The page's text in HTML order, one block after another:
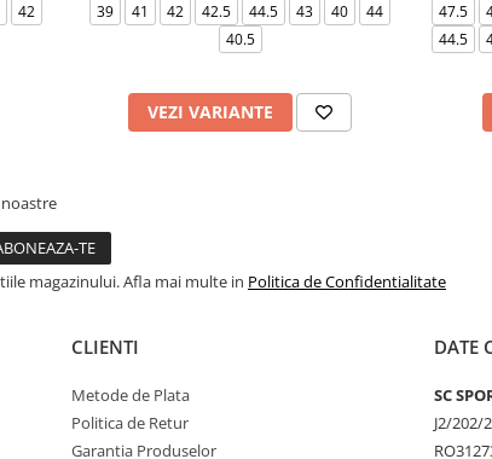
42
39 41 42 42.5 44.5 43 40
44
40.5
VEZI VARIANTE
47.5
44.5
magazinului. Afla mai multe in Politica de Confidentialitate
CLIENTI
Metode de Plata
Politica de Retur
Garantia Produselor
DATE
SC
J2/202/